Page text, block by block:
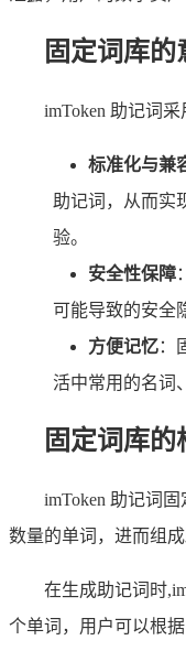
固定词库的
imToken 助记词
标准化与兼
助记词，从而实
验。
安全性保障
可能导致的安全
方便记忆：
活中常用的名词
固定词库的
imToken 助记词
数量的单词，进而组
在生成助记词时
个单词，用户可以根